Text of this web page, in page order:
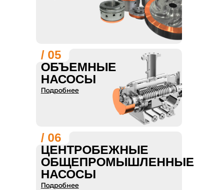
/ 05
ОБЪЕМНЫЕ
НАСОСЫ
Подробнее
/ 06
ЦЕНТРОБЕЖНЫЕ
ОБЩЕПРОМЫШЛЕННЫЕ
НАСОСЫ
Подробнее